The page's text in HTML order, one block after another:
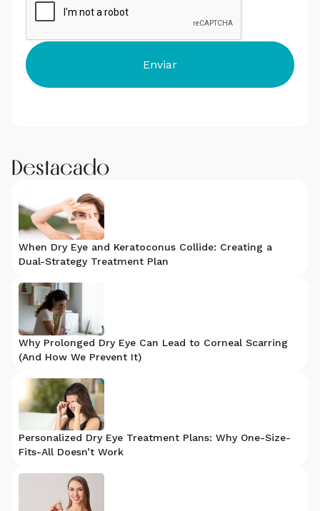
Destacado
When Dry Eye and Keratoconus Collide: Creating a
Dual-Strategy Treatment Plan
Why Prolonged Dry Eye Can Lead to Corneal Scarring
(And How We Prevent It)
Personalized Dry Eye Treatment Plans: Why One-Size-
Fits-All Doesn’t Work